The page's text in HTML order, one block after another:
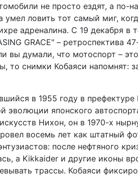
не просто ездят, а
умел ловить тот самый миг,
адреналина. С 19 декабря в
GRACE" – ретроспектива
вы думали, что мотоспорт –
то снимки Кобаяси напомнят:
в 1955 году в префектуре
эволюции японского
Нихон, он в 1970-х
восемь лет как штатный
после нефтяного
а Kikkaider и другие иконы
трассы. Кобаяси